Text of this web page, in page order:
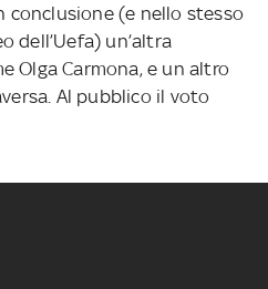
conclusione (e nello stesso
dell’Uefa) un’altra
Olga Carmona, e un altro
Al pubblico il voto